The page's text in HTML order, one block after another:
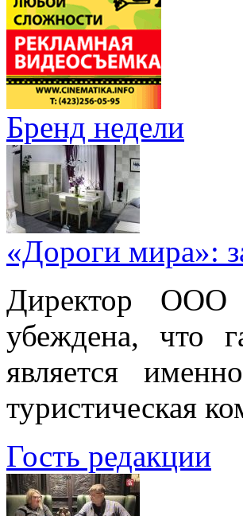
Бренд недели
«Дороги мира»:
Директор ООО
убеждена, что
является
туристическая
Гость редакции